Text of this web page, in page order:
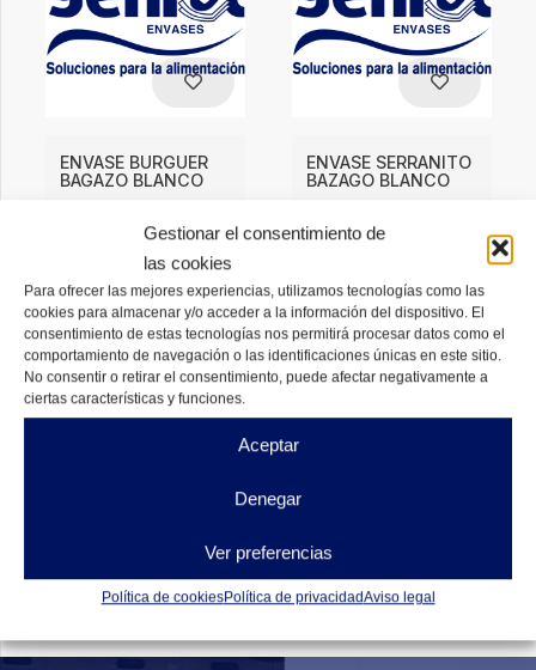
Gestionar el consentimiento de
las cookies
Para ofrecer las mejores experiencias, utilizamos tecnologías como las
cookies para almacenar y/o acceder a la información del dispositivo. El
consentimiento de estas tecnologías nos permitirá procesar datos como el
comportamiento de navegación o las identificaciones únicas en este sitio.
No consentir o retirar el consentimiento, puede afectar negativamente a
ciertas características y funciones.
Aceptar
Denegar
Ver preferencias
Política de cookiesPolítica de privacidadAviso legal
ENVASE BURGUER
BAGAZO BLANCO
DISPONIBLES
ENVASE SERRANITO
BAZAGO BLANCO
4,77 €